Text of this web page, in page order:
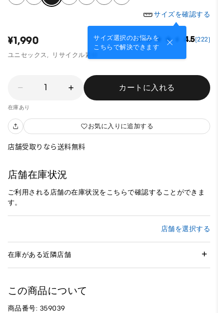
サイズを確認する
サイズ選択のお悩みを
こちらで解決できます
¥1,990 4.5(222)
ユニセックス, リサイクル素材
1 カートに入れる
在庫あり
お気に入りに追加する
店舗受取りなら送料無料
店舗在庫状況
ご利用される店舗の在庫状況をこちらで確認することができま
す。
店舗を選択する
在庫がある近隣店舗
この商品について
商品番号: 359039